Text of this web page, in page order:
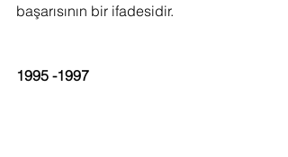
başarısının bir ifadesidir.
1995 -1997